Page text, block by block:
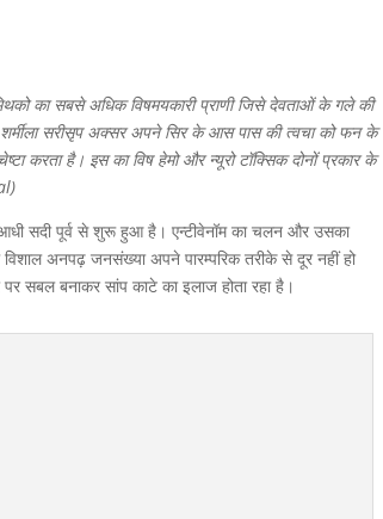
का सबसे अधिक विषमयकारी प्राणी जिसे देवताओं के गले की
शर्मीला सरीसृप अक्सर अपने सिर के आस पास की त्वचा को फन के
है। इस का विष हेमो और न्यूरो टॉक्सिक दोनों प्रकार के
सदी पूर्व से शुरू हुआ है। एन्टीवेनॉम का चलन और उसका
विशाल अनपढ़ जनसंख्या अपने पारम्परिक तरीके से दूर नहीं हो
पर सबल बनाकर सांप काटे का इलाज होता रहा है।